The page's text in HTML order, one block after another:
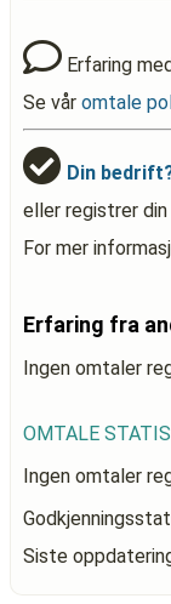
Erfaring
Se vår omtale
Din
eller registrer
For mer
Erfaring fra
Ingen omtaler
OMTALE
Ingen omtaler
Siste